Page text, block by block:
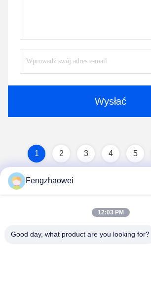
Wysłać
1 2 3 4 5
Fengzhaowei
12:03 PM
Good day, what product are you looking for?